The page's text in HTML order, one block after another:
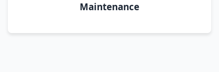
Maintenance